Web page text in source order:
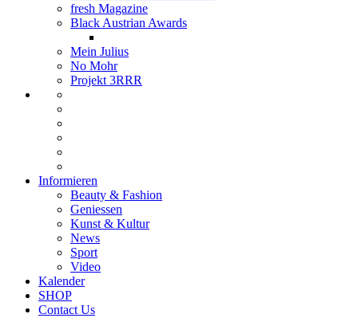
fresh Magazine
Black Austrian Awards
Mein Julius
No Mohr
Projekt 3RRR
Informieren
Beauty & Fashion
Geniessen
Kunst & Kultur
News
Sport
Video
Kalender
SHOP
Contact Us